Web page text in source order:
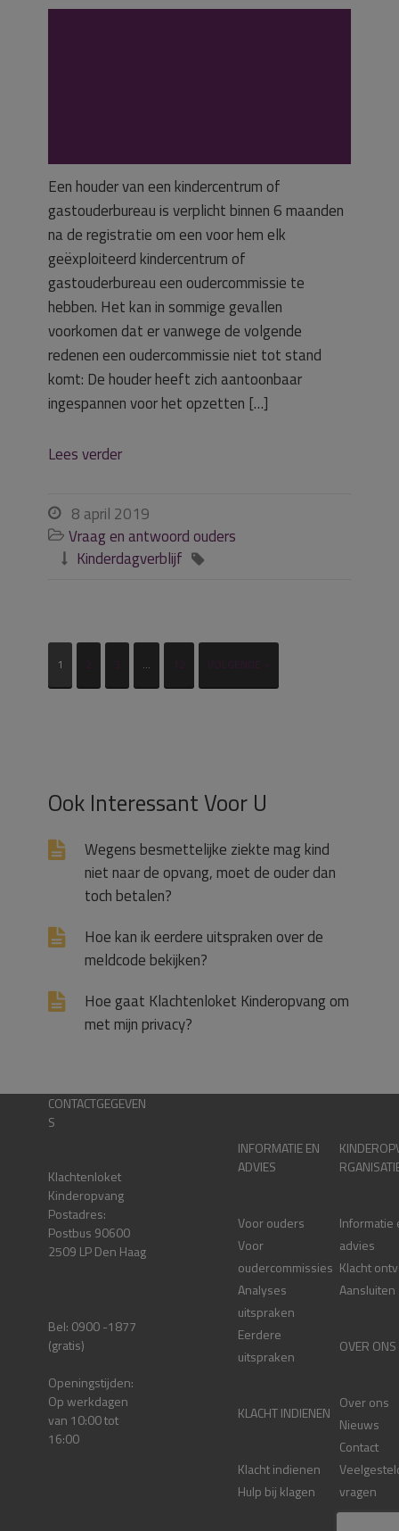
Een houder van een kindercentrum of
gastouderbureau is verplicht binnen 6 maanden
na de registratie om een voor hem elk
geëxploiteerd kindercentrum of
gastouderbureau een oudercommissie te
hebben. Het kan in sommige gevallen
voorkomen dat er vanwege de volgende
redenen een oudercommissie niet tot stand
komt: De houder heeft zich aantoonbaar
ingespannen voor het opzetten […]
Lees verder
 8 april 2019
 Vraag en antwoord ouders
 Kinderdagverblijf 
1 2 3 … 12 VOLGENDE »
Ook Interessant Voor U
Wegens besmettelijke ziekte mag kind
niet naar de opvang, moet de ouder dan
toch betalen?
Hoe kan ik eerdere uitspraken over de
meldcode bekijken?
Hoe gaat Klachtenloket Kinderopvang om
met mijn privacy?
CONTACTGEGEVEN
S
Klachtenloket
Kinderopvang
Postadres:
Postbus 90600
2509 LP Den Haag
Bel: 0900 -1877
(gratis)
Openingstijden:
Op werkdagen
van 10:00 tot
16:00
INFORMATIE EN
ADVIES
Voor ouders
Voor
oudercommissies
Analyses
uitspraken
Eerdere
uitspraken
KLACHT INDIENEN
Klacht indienen
Hulp bij klagen
Informatie
advies
Klacht
Aansluiten
OVER ONS
Over ons
Nieuws
Contact
vragen